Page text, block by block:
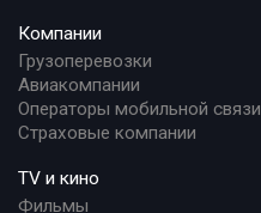
Компании
Грузоперевозки
Авиакомпании
Операторы мобильной связи
Страховые компании
TV и кино
Фильмы